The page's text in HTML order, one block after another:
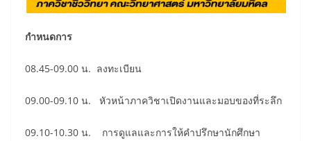
กำหนดการ
08.45-09.00 น. ลงทะเบียน
09.00-09.10 น. หัวหน้าภาควิชาเปิดงานและมอบของที่ระลึก
09.10-10.30 น. การดูแลและการให้คำปรึกษานักศึกษา